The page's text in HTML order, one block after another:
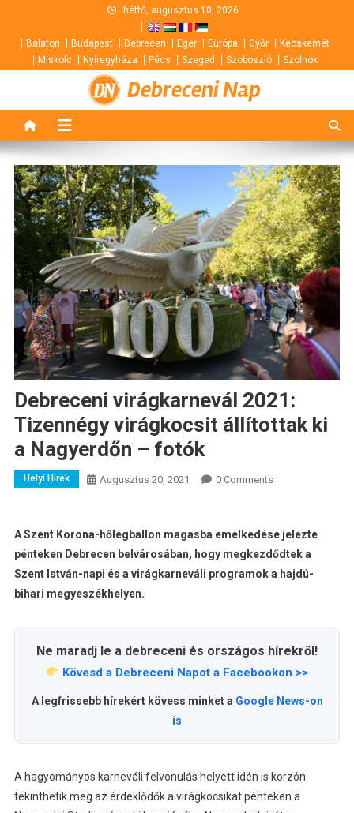
content
hétfő, augusztus 10, 2026
Balaton Budapest Debrecen Eger Európa Győr
Kecskemét
Miskolc
Nyíregyháza Pécs Szeged Szoboszló Szolnok
Debreceni Nap
Debreceni virágkarnevál 2021:
Tizennégy virágkocsit állítottak ki
a Nagyerdőn – fotók
Helyi Hírek Augusztus 20, 2021 0 Comments
A Szent Korona-hőlégballon magasba emelkedése jelezte
pénteken Debrecen belvárosában, hogy megkezdődtek a
Szent István-napi és a virágkarneváli programok a hajdú-
bihari megyeszékhelyen.
Ne maradj le a debreceni és országos hírekről!
Kövesd a Debreceni Napot a Facebookon >>
A legfrissebb hírekért kövess minket a Google News-on
is
A hagyományos karneváli felvonulás helyett idén is korzón
tekinthetik meg az érdeklődők a virágkocsikat pénteken a